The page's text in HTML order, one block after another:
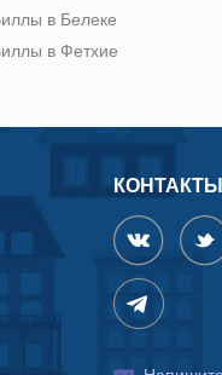
в Белеке
в Фетхие
КОНТАКТЫ